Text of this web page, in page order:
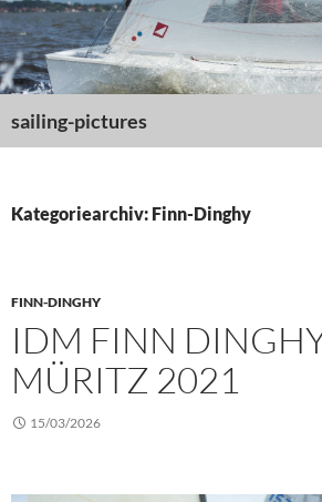
Zum
Inhalt
springen
sailing-pictures
Kategoriearchiv: Finn-Dinghy
FINN-DINGHY
IDM FINN
MÜRITZ 2021
15/03/2026